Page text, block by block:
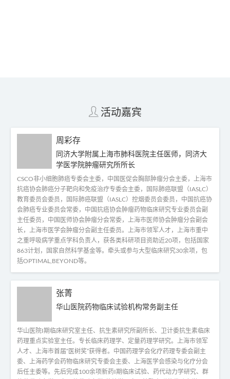
活动嘉宾
周彩存
同济大学附属上海市肺科医院主任医师，同济大
学医学院肿瘤研究所所长
CSCO非小细胞肺癌专委会主委，中国医促会胸部肿瘤分会主委，上海市
抗癌协会肺癌分子靶向和免疫治疗专委会主委，国际肺癌联盟（IASLC）
教育委员会委员，国际肺癌联盟（IASLC）控烟委员会委员，中国抗癌协
会肺癌专业委员会常委，中国抗癌协会肿瘤药物临床研究专业委员会副
主任委员，中国医师协会肿瘤分会常委，上海市医师协会肿瘤分会副会
长，上海市医学会肿瘤分会副主任委员。上海市领军人才，上海市重中
之重呼吸病学重点学科负责人，获各类科研项目资助近20项，包括国家
863计划，国家自然科学基金等。牵头或参与大型临床研究30余项，包
括OPTIMAL,BEYOND等。
张菁
华山医院药物临床试验机构常务副主任
华山医院I期临床研究室主任、抗生素研究所副所长、卫计委抗生素临床
药理重点实验室主任。专长临床药理学、定量药理学研究。上海市领军
人才、上海市首届“医树奖”获得者。中国药理学会化疗药理专委会副主
委、上海药学会药物临床研究专委会主委、上海医学会感染与化疗分会
后任主委等。先后完成100余项新药I期临床试验、药代动力学研究、群